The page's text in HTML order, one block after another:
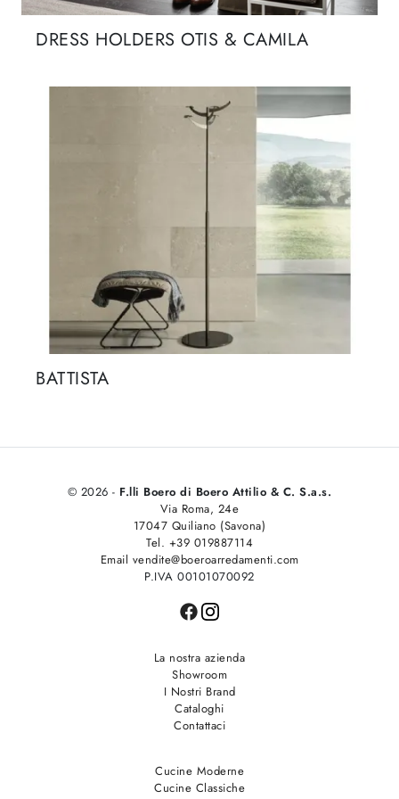
DRESS HOLDERS OTIS & CAMILA
BATTISTA
© 2026 - F.lli Boero di Boero Attilio & C. S.a.s.
Via Roma, 24e
17047 Quiliano (Savona)
Tel. +39 019887114
Email vendite@boeroarredamenti.com
P.IVA 00101070092
La nostra azienda
Showroom
I Nostri Brand
Cataloghi
Contattaci
Cucine Moderne
Cucine Classiche